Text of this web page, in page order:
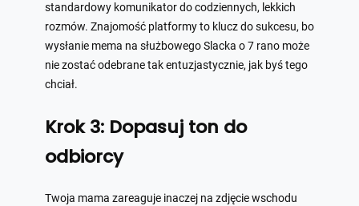
standardowy komunikator do codziennych, lekkich
rozmów. Znajomość platformy to klucz do sukcesu, bo
wysłanie mema na służbowego Slacka o 7 rano może
nie zostać odebrane tak entuzjastycznie, jak byś tego
chciał.
Krok 3: Dopasuj ton do
odbiorcy
Twoja mama zareaguje inaczej na zdjęcie wschodu